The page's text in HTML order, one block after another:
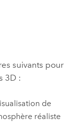
suivants pour
3D :
de
réaliste